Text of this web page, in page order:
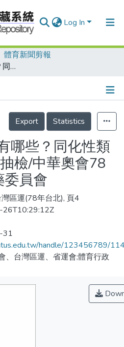
Log In
體育新聞剪報
區運藥檢項目有哪些？同化性類固醇 可能採取抽檢/中華奧會78年7月成立醫藥委員會
Details
Export
Statistics
哪些？同化性類
檢/中華奧會78
委員會
區運(78年台北), 頁4
31
handle/123456789/
、台灣區運、省運會;體育行政